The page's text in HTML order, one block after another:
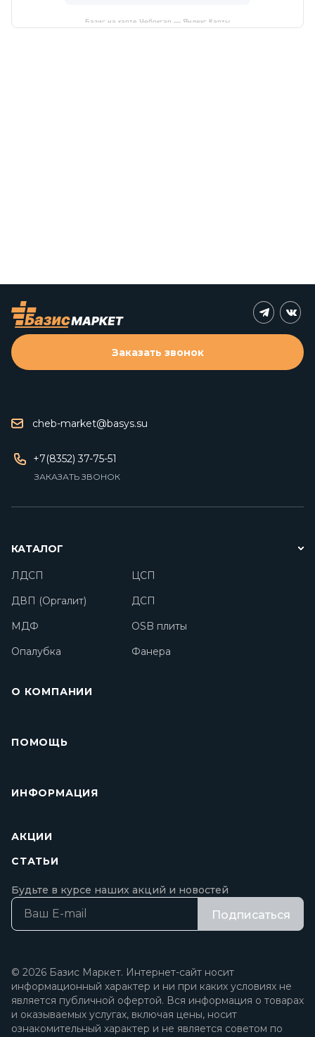
Базис на карте Чебоксар — Яндекс Карты
cheb-market@basys.su
+7(8352) 37-75-51
ЗАКАЗАТЬ ЗВОНОК
Заказать звонок
КАТАЛОГ
ЛДСП
ЦСП
ДВП (Оргалит)
ДСП
МДФ
OSB плиты
Опалубка
Фанера
О КОМПАНИИ
ПОМОЩЬ
ИНФОРМАЦИЯ
АКЦИИ
СТАТЬИ
Будьте в курсе наших акций и новостей
Подписаться
© 2026 Базис Маркет. Интернет-сайт носит
информационный характер и ни при каких условиях не
является публичной офертой. Вся информация о товарах
и оказываемых услугах, включая цены, носит
ознакомительный характер и не является советом по